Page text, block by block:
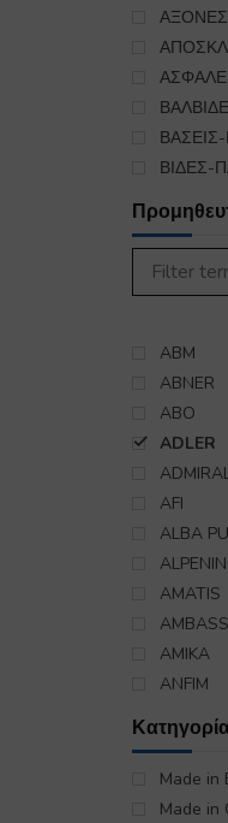
ΑΞΟΝΕΣ
ΒΙΔΕΣ-
ΕΛΑΤΗΡΙΑ
ΙΜΑΝΤΕΣ
ΜΠΕΚ
ABM
ABNER
ABO
ADLER
AFI
ALBA
AMATIS
AMIKA
ANFIM
ANIMO
AQUA
Made in
Made in